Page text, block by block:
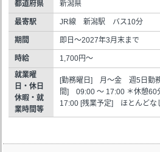
都道府県 新潟県
最寄駅 JR線 新潟駅 バス10分
期間 即日～2027年3月末まで
時給
1,700円～
就業曜
日・休日
休暇・就
業時間等
[勤務曜日] 月～金 週5日勤
間] 09:00 ～ 17:00 ＊休憩
17:00 [残業予定] ほとんどな